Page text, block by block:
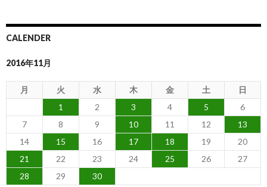
CALENDER
2016年11月
月 火 水 木 金 土
日
1
2 3 4 5
6
7
8 9 10 11 12
13
14
15 16 17 18 19
20
21
22 23 24 25 26
27
28
29
30